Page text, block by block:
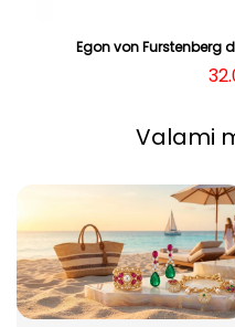
Egon von Furstenberg
Valami